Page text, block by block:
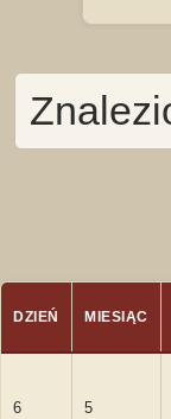
DZIEŃ MIESIĄC
6 5